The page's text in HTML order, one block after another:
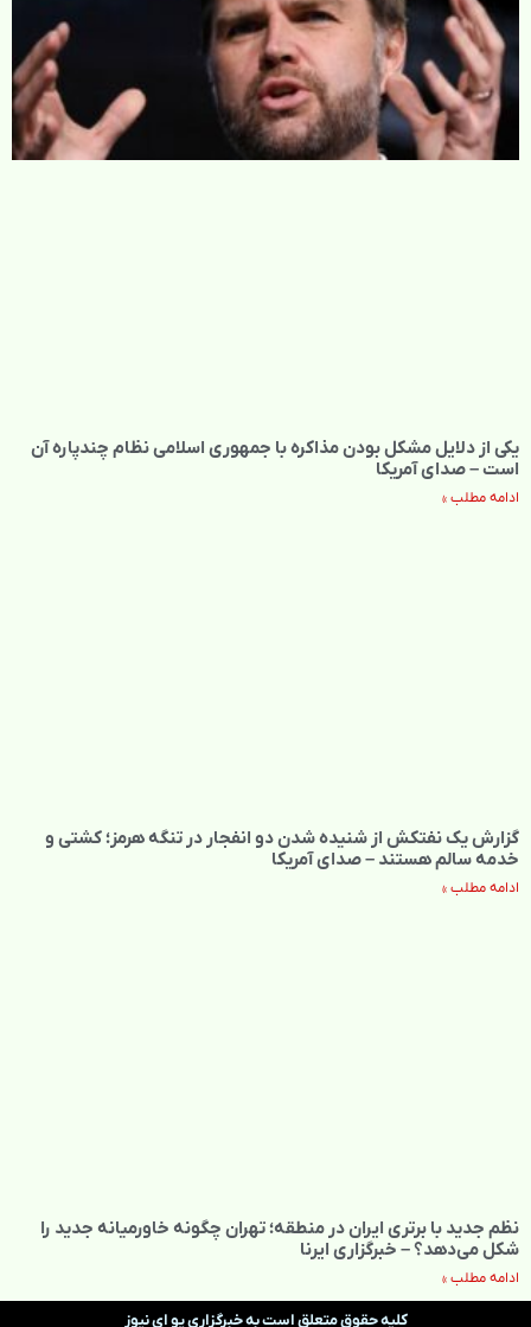
یکی از دلایل مشکل بودن مذاکره با جمهوری اسلامی نظام چندپاره آن
است – صدای آمریکا
ادامه مطلب »
گزارش یک نفتکش از شنیده شدن دو انفجار در تنگه هرمز؛ کشتی و
خدمه سالم هستند – صدای آمریکا
ادامه مطلب »
نظم جدید با برتری ایران در منطقه؛ تهران چگونه خاورمیانه جدید را
شکل می‌دهد؟ – خبرگزاری ایرنا
ادامه مطلب »
کلیه حقوق متعلق است به خبرگزاری یو ای نیوز